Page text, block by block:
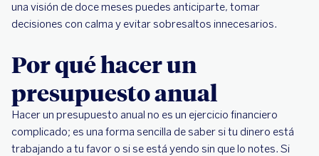
Paso a paso para armar tu presupuesto anual
una visión de doce meses puedes anticiparte, tomar
decisiones con calma y evitar sobresaltos innecesarios.
Por qué hacer un
presupuesto anual
Hacer un presupuesto anual no es un ejercicio financiero
complicado; es una forma sencilla de saber si tu dinero está
trabajando a tu favor o si se está yendo sin que lo notes. Si